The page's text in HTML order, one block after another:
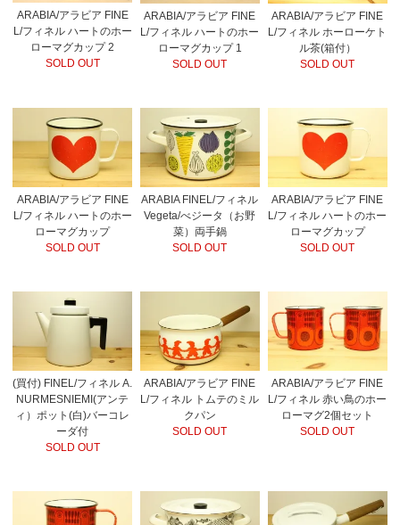
ARABIA/アラビア FINE
L/フィネル ハートのホー
ローマグカップ 2
SOLD OUT
ARABIA/アラビア FINE
L/フィネル ハートのホー
ローマグカップ 1
SOLD OUT
ARABIA/アラビア FINE
L/フィネル ホーローケト
ル茶(箱付）
SOLD OUT
ARABIA/アラビア FINE
L/フィネル ハートのホー
ローマグカップ
SOLD OUT
ARABIA FINEL/フィネル
Vegeta/べジータ（お野
菜）両手鍋
SOLD OUT
ARABIA/アラビア FINE
L/フィネル ハートのホー
ローマグカップ
SOLD OUT
(買付) FINEL/フィネル A.
NURMESNIEMI(アンテ
ィ）ポット(白)バーコレ
ーダ付
SOLD OUT
ARABIA/アラビア FINE
L/フィネル トムテのミル
クパン
SOLD OUT
ARABIA/アラビア FINE
L/フィネル 赤い鳥のホー
ローマグ2個セット
SOLD OUT